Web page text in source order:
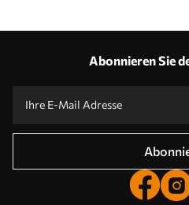
Produktion nach individuellen Größen
Promo-Codes mit Rabatten zu bestellen!
Abonnieren Sie